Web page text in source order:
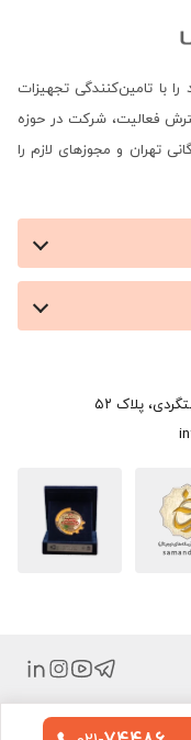
ساحل، در سال ۱۳۸۹ کار خود را با تامین‌کنندگی تجهیزات
فعالیت، شرکت در حوزه
تهران و مجوزهای لازم را
پلاک ۵۲